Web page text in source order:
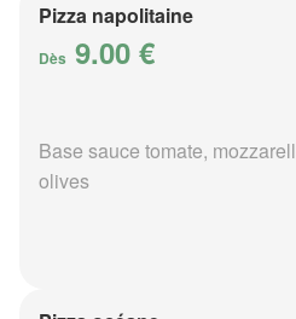
Pizza napolitaine
Dès 9.00 €
Base sauce tomate,
olives